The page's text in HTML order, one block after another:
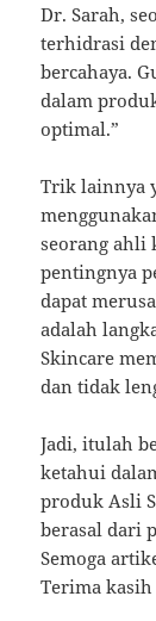
Dr. Sarah,
terhidrasi
bercahaya.
dalam
optimal.”
Trik lainnya
seorang ahli
pentingnya
dapat
adalah
Skincare
dan tidak
Jadi, itulah
ketahui
produk Asli
berasal dari
Semoga
Terima